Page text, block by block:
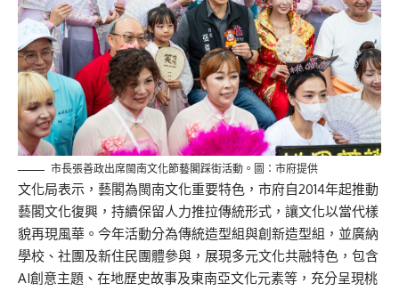
市長張善政出席閩南文化節藝閣踩街活動。圖：市府提供
文化局表示，藝閣為閩南文化重要特色，市府自2014年起推動
藝閣文化復興，持續保留人力推拉傳統形式，讓文化以當代樣
貌再現風華。今年活動分為傳統造型組與創新造型組，並廣納
學校、社團及新住民團體參與，展現多元文化共融特色，包含
AI創意主題、在地歷史故事及東南亞文化元素等，充分呈現桃